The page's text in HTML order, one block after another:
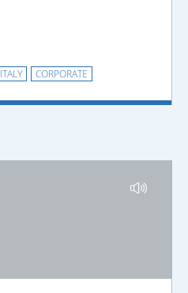
ITALY CORPORATE